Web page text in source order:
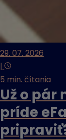
29. 07. 2026
|
5 min. čítania
Už o pár
príde